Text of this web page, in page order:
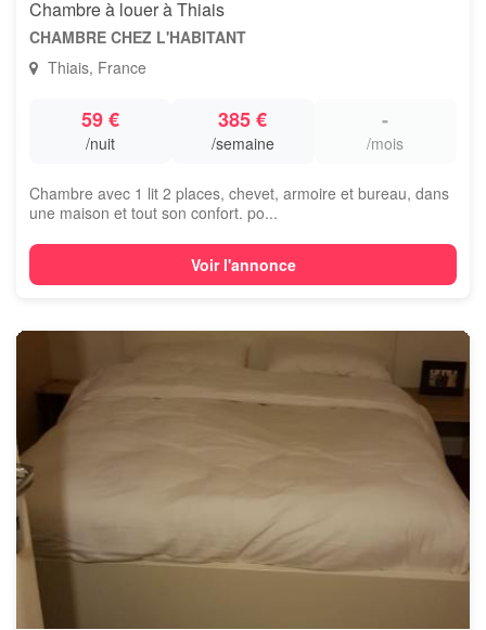
Chambre à louer à Thiais
CHAMBRE CHEZ L'HABITANT
Thiais, France
59 €
/nuit
385 €
/semaine
-
/mois
Chambre avec 1 lit 2 places, chevet, armoire et bureau, dans
une maison et tout son confort. po...
Voir l'annonce